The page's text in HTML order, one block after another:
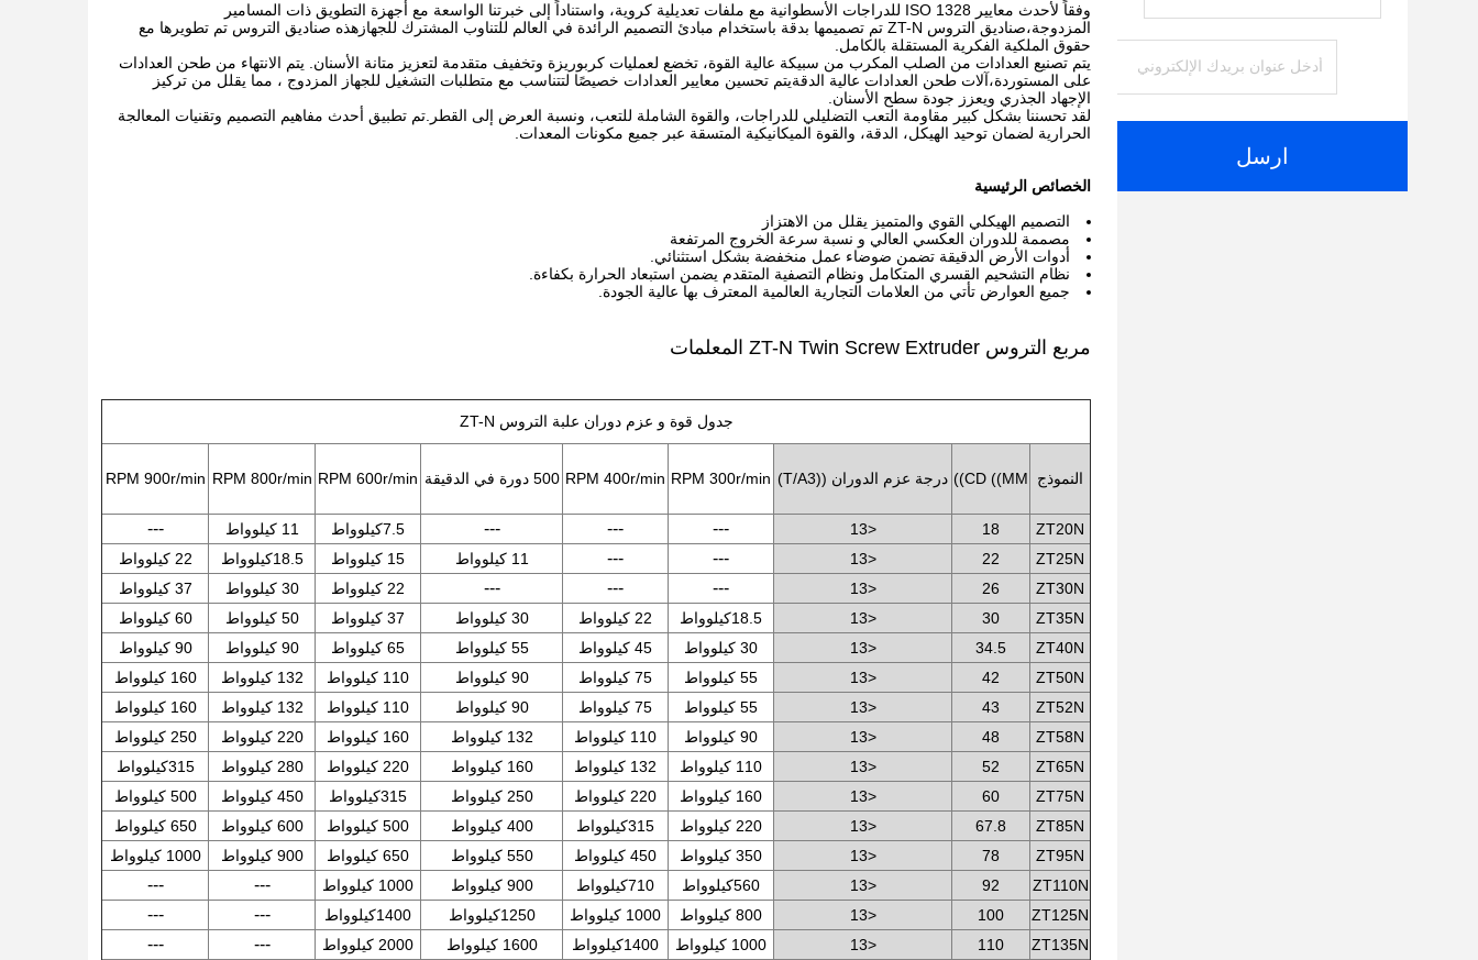
ارسل
وفقاً لأحدث معايير ISO 1328 للدراجات الأسطوانية مع ملفات تعديلية كروية، واستناداً إلى خبرتنا الواسعة مع أجهزة التطويق ذات المسامير
المزدوجة،صناديق التروس ZT-N تم تصميمها بدقة باستخدام مبادئ التصميم الرائدة في العالم للتناوب المشترك للجهازهذه صناديق التروس تم تطويرها مع
حقوق الملكية الفكرية المستقلة بالكامل.
يتم تصنيع العدادات من الصلب المكرب من سبيكة عالية القوة، تخضع لعمليات كربوريزة وتخفيف متقدمة لتعزيز متانة الأسنان. يتم الانتهاء من طحن العدادات
على المستوردة،آلات طحن العدادات عالية الدقةيتم تحسين معايير العدادات خصيصًا لتتناسب مع متطلبات التشغيل للجهاز المزدوج ، مما يقلل من تركيز
الإجهاد الجذري ويعزز جودة سطح الأسنان.
لقد تحسننا بشكل كبير مقاومة التعب التضليلي للدراجات، والقوة الشاملة للتعب، ونسبة العرض إلى القطر.تم تطبيق أحدث مفاهيم التصميم وتقنيات المعالجة
الحرارية لضمان توحيد الهيكل، الدقة، والقوة الميكانيكية المتسقة عبر جميع مكونات المعدات.
الخصائص الرئيسية
التصميم الهيكلي القوي والمتميز يقلل من الاهتزاز
مصممة للدوران العكسي العالي و نسبة سرعة الخروج المرتفعة
أدوات الأرض الدقيقة تضمن ضوضاء عمل منخفضة بشكل استثنائي.
نظام التشحيم القسري المتكامل ونظام التصفية المتقدم يضمن استبعاد الحرارة بكفاءة.
جميع العوارض تأتي من العلامات التجارية العالمية المعترف بها عالية الجودة.
مربع التروس ZT-N Twin Screw Extruder المعلمات
جدول قوة و عزم دوران علبة التروس ZT-N
النموذج CD ((MM)) درجة عزم الدوران ((T/A3) RPM 300r/min
RPM 400r/min 500 دورة في الدقيقة RPM 600r/min
RPM 800r/min
RPM 900r/min
ZT20N
18
<13
---
---
--- 7.5كيلوواط 11 كيلوواط ---
ZT25N
22
<13
---
--- 11 كيلوواط 15 كيلوواط 18.5كيلوواط
22 كيلوواط
ZT30N
26
<13
---
---
--- 22 كيلوواط 30 كيلوواط
37 كيلوواط
ZT35N
30
<13 18.5كيلوواط 22 كيلوواط 30 كيلوواط 37 كيلوواط 50 كيلوواط
60 كيلوواط
ZT40N
34.5
<13 30 كيلوواط 45 كيلوواط 55 كيلوواط 65 كيلوواط 90 كيلوواط
90 كيلوواط
ZT50N
42
<13 55 كيلوواط 75 كيلوواط 90 كيلوواط 110 كيلوواط 132 كيلوواط
160 كيلوواط
ZT52N
43
<13 55 كيلوواط 75 كيلوواط 90 كيلوواط 110 كيلوواط 132 كيلوواط
160 كيلوواط
ZT58N
48
<13 90 كيلوواط 110 كيلوواط 132 كيلوواط 160 كيلوواط 220 كيلوواط
250 كيلوواط
ZT65N
52
<13 110 كيلوواط 132 كيلوواط 160 كيلوواط 220 كيلوواط 280 كيلوواط
315كيلوواط
ZT75N
60
<13 160 كيلوواط 220 كيلوواط 250 كيلوواط 315كيلوواط 450 كيلوواط
500 كيلوواط
ZT85N
67.8
<13 220 كيلوواط 315كيلوواط 400 كيلوواط 500 كيلوواط 600 كيلوواط
650 كيلوواط
ZT95N
78
<13 350 كيلوواط 450 كيلوواط 550 كيلوواط 650 كيلوواط 900 كيلوواط
1000 كيلوواط
ZT110N
92
<13 560كيلوواط 710كيلوواط 900 كيلوواط 1000 كيلوواط ---
---
ZT125N
100
<13 800 كيلوواط 1000 كيلوواط 1250كيلوواط 1400كيلوواط ---
---
ZT135N
110
<13 1000 كيلوواط 1400كيلوواط 1600 كيلوواط 2000 كيلوواط ---
---